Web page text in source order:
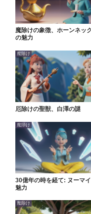
魔除けの象徴、ホーンネッ
の魅力
魔除け
厄除けの聖獣、白澤の謎
魔除け
30億年の時を経て: ヌーマ
魅力
魔除け